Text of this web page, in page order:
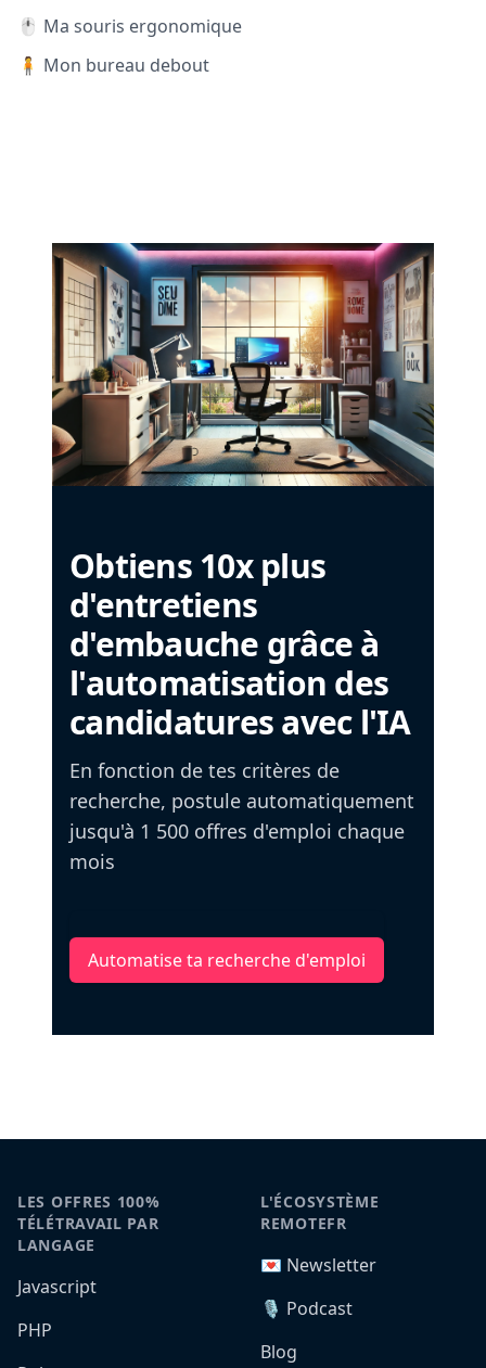
🖱️ Ma souris ergonomique
🧍 Mon bureau debout
Obtiens 10x plus
d'entretiens
d'embauche grâce à
l'automatisation des
candidatures avec l'IA
En fonction de tes critères de
recherche, postule automatiquement
jusqu'à 1 500 offres d'emploi chaque
mois
Automatise ta recherche d'emploi
LES OFFRES 100%
TÉLÉTRAVAIL PAR
LANGAGE
Javascript
PHP
L'ÉCOSYSTÈME
REMOTEFR
💌 Newsletter
🎙️ Podcast
Blog